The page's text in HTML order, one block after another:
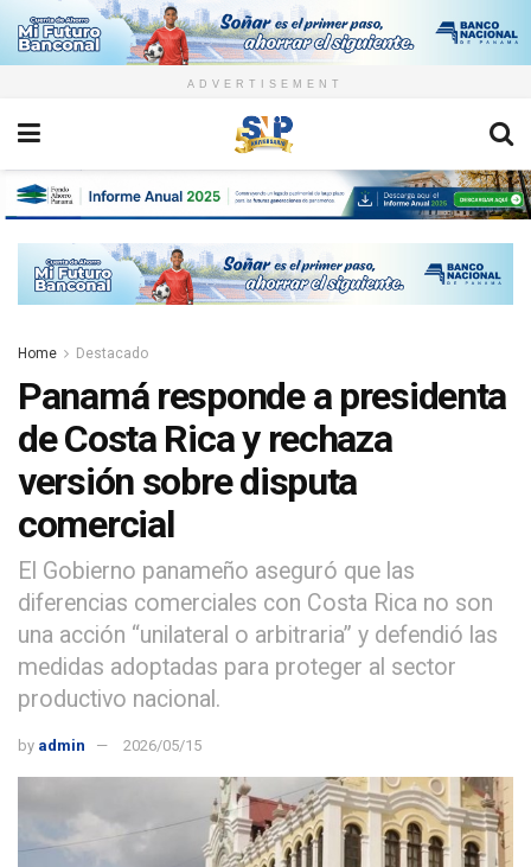
ADVERTISEMENT
Home Destacado
Panamá responde a presidenta
de Costa Rica y rechaza
versión sobre disputa
comercial
El Gobierno panameño aseguró que las
diferencias comerciales con Costa Rica no son
una acción “unilateral o arbitraria” y defendió las
medidas adoptadas para proteger al sector
productivo nacional.
by admin 2026/05/15